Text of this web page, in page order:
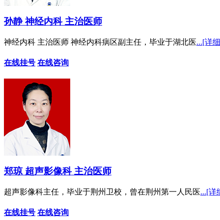
孙静 神经内科 主治医师
神经内科 主治医师 神经内科病区副主任，毕业于湖北医...[详
在线挂号 在线咨询
郑琼 超声影像科 主治医师
超声影像科主任，毕业于荆州卫校，曾在荆州第一人民医...[详
在线挂号 在线咨询